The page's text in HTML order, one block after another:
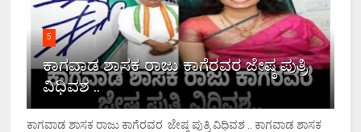
5
ಕಾಗವಾಡ ಶಾಸಕ ರಾಜು ಕಾಗೆರವರ ಜೇಷ್ಠ ಪುತ್ರಿ
ವಿಧಿವಶ ..
ಕಾಗವಾಡ ಶಾಸಕ ರಾಜು ಕಾಗೆರವರ ಜೇಷ್ಠ ಪುತ್ರಿ ವಿಧಿವಶ .. ಕಾಗವಾಡ ಶಾಸಕ